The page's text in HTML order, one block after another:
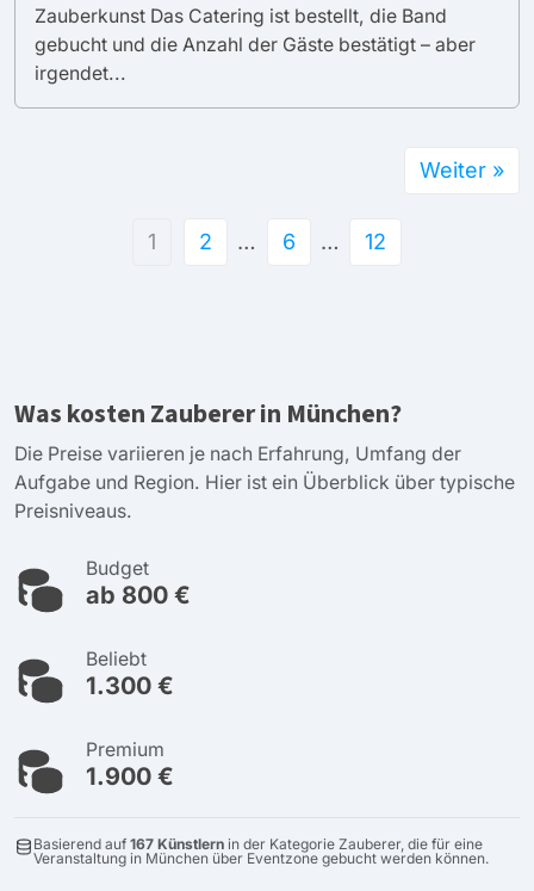
Zauberkunst Das Catering ist bestellt, die Band
gebucht und die Anzahl der Gäste bestätigt – aber
irgendet...
1 2 … 6 … 12
Weiter »
Was kosten Zauberer in München?
Die Preise variieren je nach Erfahrung, Umfang der
Aufgabe und Region. Hier ist ein Überblick über typische
Preisniveaus.
Budget
ab 800 €
Beliebt
1.300 €
Premium
1.900 €
Basierend auf 167 Künstlern in der Kategorie Zauberer, die für eine
Veranstaltung in München über Eventzone gebucht werden können.